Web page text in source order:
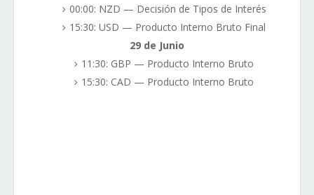
00:00: NZD — Decisión de Tipos de Interés
15:30: USD — Producto Interno Bruto Final
29 de Junio
11:30: GBP — Producto Interno Bruto
15:30: CAD — Producto Interno Bruto